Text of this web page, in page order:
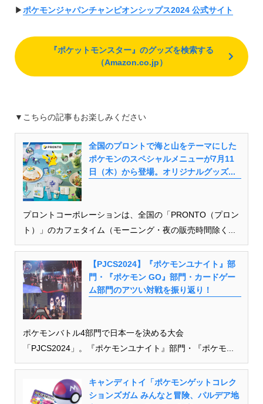
▶︎ ポケモンジャパンチャンピオンシップス2024 公式サイト
『ポケットモンスター』のグッズを検索する
（Amazon.co.jp）
▼こちらの記事もお楽しみください
全国のプロントで海と山をテーマにした
ポケモンのスペシャルメニューが7月11
日（木）から登場。オリジナルグッズ...
プロントコーポレーションは、全国の「PRONTO（プロン
ト）」のカフェタイム（モーニング・夜の販売時間除く...
【PJCS2024】『ポケモンユナイト』部
門・『ポケモン GO』部門・カードゲー
ム部門のアツい対戦を振り返り！
ポケモンバトル4部門で日本一を決める大会
「PJCS2024」。『ポケモンユナイト』部門・『ポケモ...
キャンディトイ「ポケモンゲットコレク
ションズガム みんなと冒険、パルデア地